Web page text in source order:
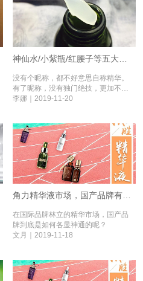
没有个昵称，都不好意思自称精华。
有了昵称，没有独门绝技，更加不配
称精华。
李娜｜2019-11-20
在国际品牌林立的精华市场，国产品
牌到底是如何各显神通的呢？
文月｜2019-11-18